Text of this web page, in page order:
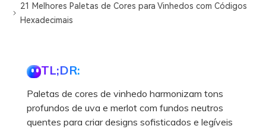
21 Melhores Paletas de Cores para Vinhedos com Códigos
Hexadecimais
TL;DR:
Paletas de cores de vinhedo harmonizam tons
profundos de uva e merlot com fundos neutros
quentes para criar designs sofisticados e legíveis